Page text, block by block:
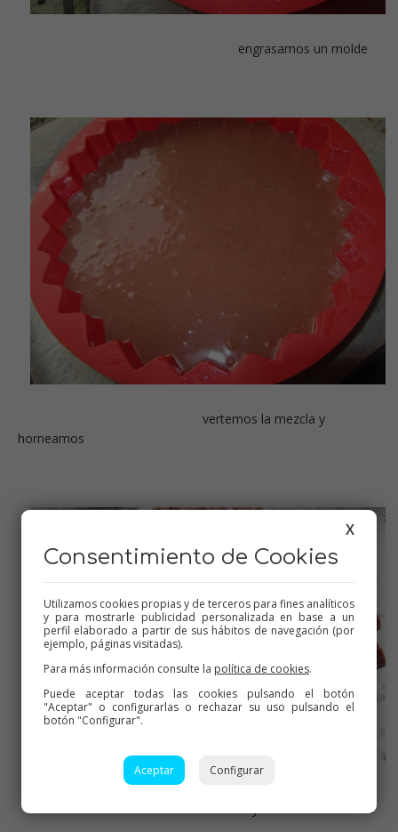
engrasamos un molde
vertemos la mezcla y
horneamos
ya frío desmoldamos
X
Consentimiento de Cookies
Utilizamos cookies propias y de terceros para fines analíticos
y para mostrarle publicidad personalizada en base a un
perfil elaborado a partir de sus hábitos de navegación (por
ejemplo, páginas visitadas).
Para más información consulte la política de cookies.
Puede aceptar todas las cookies pulsando el botón
"Aceptar" o configurarlas o rechazar su uso pulsando el
botón "Configurar".
Aceptar Configurar